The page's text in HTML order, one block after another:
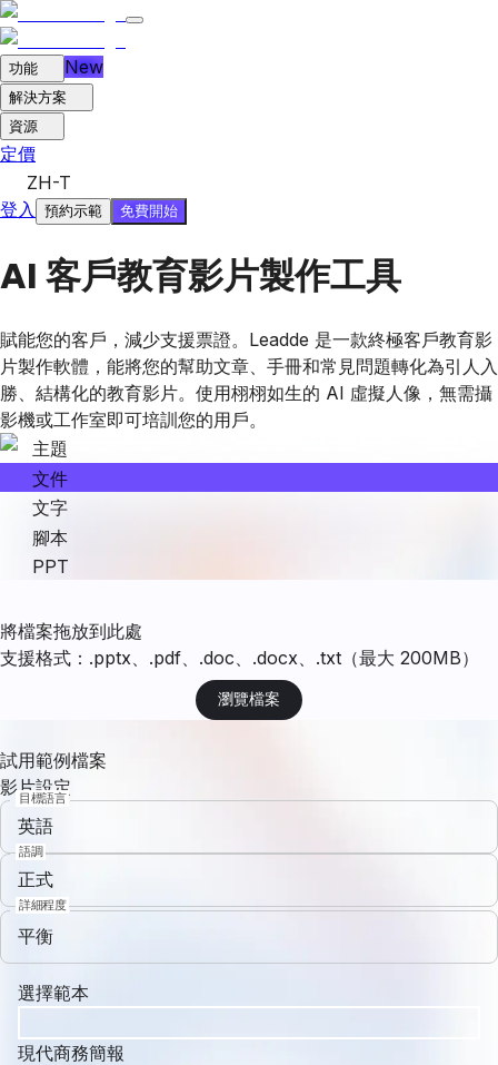
功能 New
解決方案
資源
定價
ZH-T
登入
預約示範 免費開始
AI 客戶教育影片製作工具
賦能您的客戶，減少支援票證。Leadde 是一款終極客戶教育影
片製作軟體，能將您的幫助文章、手冊和常見問題轉化為引人入
勝、結構化的教育影片。使用栩栩如生的 AI 虛擬人像，無需攝
影機或工作室即可培訓您的用戶。
主題
文件
文字
腳本
PPT
將檔案拖放到此處
支援格式：.pptx、.pdf、.doc、.docx、.txt（最大 200MB）
瀏覽檔案
試用範例檔案
影片設定
目標語言
英語
語調
正式
詳細程度
平衡
選擇範本
現代商務簡報